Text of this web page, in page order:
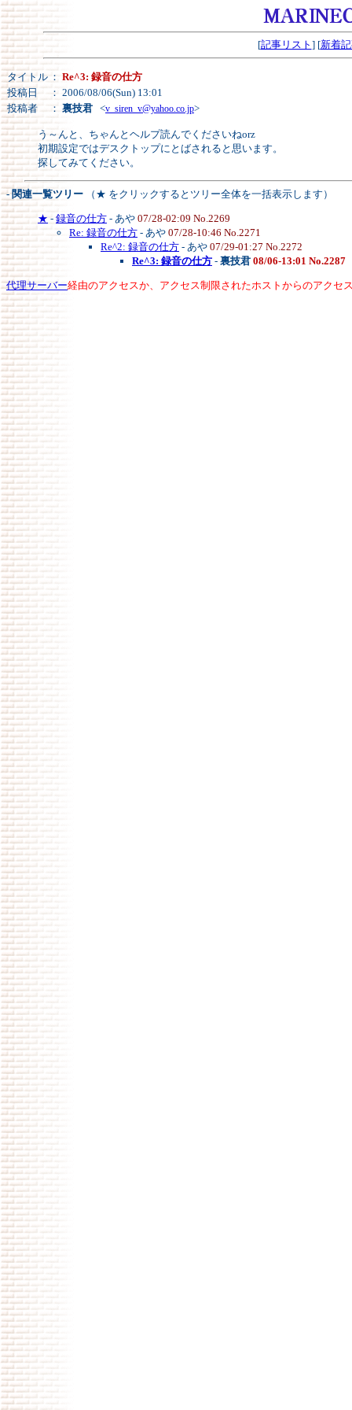
[記事リスト ] [新着
タイトル ： Re^3: 録音の仕方
投稿日
： 2006/08/06(Sun) 13:01
投稿者
： 裏技君 <v_siren_v@yahoo.co.jp>
う～んと、ちゃんとヘルプ読んでくださいねorz
初期設定ではデスクトップにとばされると思います。
探してみてください。
- 関連一覧ツリー （★ をクリックするとツリー全体を一括表示します）
★ - 録音の仕方 - あや 07/28-02:09 No.2269
Re: 録音の仕方 - あや 07/28-10:46 No.2271
Re^2: 録音の仕方 - あや 07/29-01:27 No.2272
Re^3: 録音の仕方 - 裏技君 08/06-13:01 No.2287
代理サーバー経由のアクセスか、アクセス制限されたホストからのアクセ